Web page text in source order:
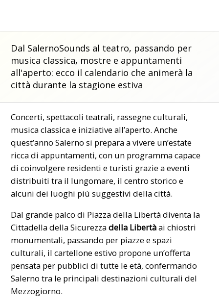
Dal SalernoSounds al teatro, passando per
musica classica, mostre e appuntamenti
all'aperto: ecco il calendario che animerà la
città durante la stagione estiva
Concerti, spettacoli teatrali, rassegne culturali,
musica classica e iniziative all’aperto. Anche
quest’anno Salerno si prepara a vivere un’estate
ricca di appuntamenti, con un programma capace
di coinvolgere residenti e turisti grazie a eventi
distribuiti tra il lungomare, il centro storico e
alcuni dei luoghi più suggestivi della città.
Dal grande palco di Piazza della Libertà diventa la
Cittadella della Sicurezzadella Libertàai chiostri
monumentali, passando per piazze e spazi
culturali, il cartellone estivo propone un’offerta
pensata per pubblici di tutte le età, confermando
Salerno tra le principali destinazioni culturali del
Mezzogiorno.